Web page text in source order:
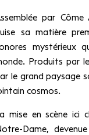
par
sa matière
mystérieux
Produits par
le grand paysage
cosmos.
mise en scène ici
Dame,